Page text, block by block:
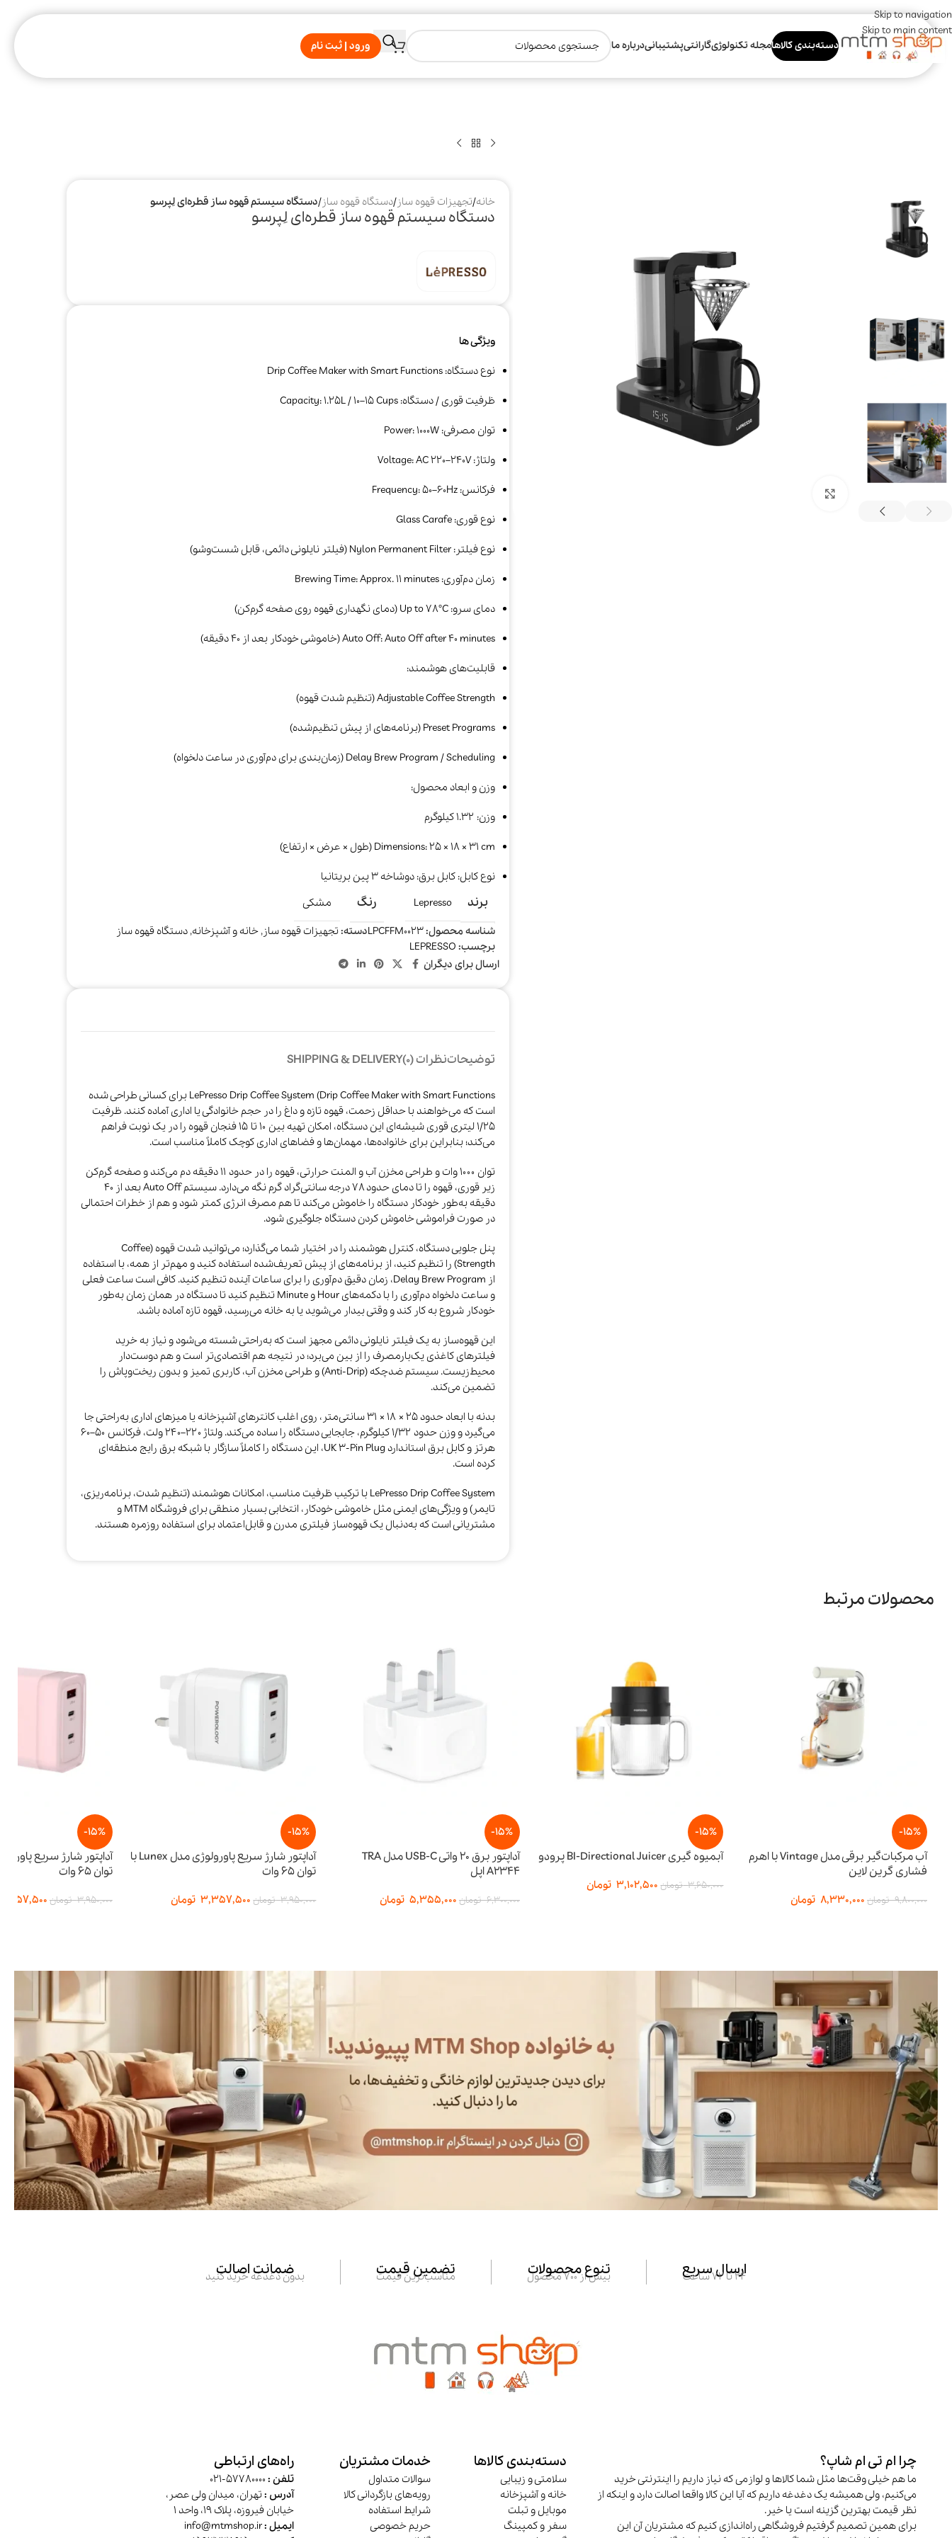
Skip to navigation
Skip to main content
دسته‌بندی کالاها
خوشبو کننده هوا
مجله تکنولوژیگارانتیپشتیبانیدرباره ما ورود | ثبت نام
خانه/تجهیزات قهوه ساز/دستگاه قهوه ساز/دستگاه سیستم قهوه ساز قطره‌ای لِپرسو
دستگاه سیستم قهوه ساز قطره‌ای لِپرسو
ویژگی ها
نوع دستگاه: Drip Coffee Maker with Smart Functions​
ظرفیت قوری / دستگاه: Capacity: 1.25L / 10–15 Cups​
توان مصرفی: Power: 1000W​
ولتاژ: Voltage: AC 220–240V​
فرکانس: Frequency: 50–60Hz​
نوع قوری: Glass Carafe​
نوع فیلتر: Nylon Permanent Filter (فیلتر نایلونی دائمی، قابل شست‌وشو)​
زمان دم‌آوری: Brewing Time: Approx. 11 minutes​
دمای سرو: Up to 78°C (دمای نگهداری قهوه روی صفحه گرم‌کن)​
Auto Off: Auto Off after 40 minutes (خاموشی خودکار بعد از ۴۰ دقیقه)​
قابلیت‌های هوشمند:
Adjustable Coffee Strength (تنظیم شدت قهوه)​
Preset Programs (برنامه‌های از پیش تنظیم‌شده)​
Delay Brew Program / Scheduling (زمان‌بندی برای دم‌آوری در ساعت دلخواه)​
وزن و ابعاد محصول:
وزن: ۱.۳۲ کیلوگرم​
Dimensions: 25 × 18 × 31 cm (طول × عرض × ارتفاع)​
نوع کابل: کابل برق: دوشاخه 3 پین بریتانیا
برند Lepresso رنگ
مشکی
شناسه محصول:LPCFFM0023دسته:تجهیزات قهوه ساز, خانه و آشپزخانه, دستگاه قهوه ساز
برچسب: LEPRESSO
ارسال برای دیگران
توضیحاتنظرات (0) SHIPPING & DELIVERY
LePresso Drip Coffee System (Drip Coffee Maker with Smart Functions برای کسانی طراحی شده
است که می‌خواهند با حداقل زحمت، قهوه تازه و داغ را در حجم خانوادگی یا اداری آماده کنند. ظرفیت
۱٫۲۵ لیتری قوری شیشه‌ای این دستگاه، امکان تهیه بین ۱۰ تا ۱۵ فنجان قهوه را در یک نوبت فراهم
می‌کند؛ بنابراین برای خانواده‌ها، مهمان‌ها و فضاهای اداری کوچک کاملاً مناسب است.​
توان ۱۰۰۰ وات و طراحی مخزن آب و المنت حرارتی، قهوه را در حدود ۱۱ دقیقه دم می‌کند و صفحه گرم‌کن
زیر قوری، قهوه را تا دمای حدود ۷۸ درجه سانتی‌گراد گرم نگه می‌دارد. سیستم Auto Off بعد از ۴۰
دقیقه به‌طور خودکار دستگاه را خاموش می‌کند تا هم مصرف انرژی کمتر شود و هم از خطرات احتمالی
در صورت فراموشی خاموش کردن دستگاه جلوگیری شود.​
پنل جلویی دستگاه، کنترل هوشمند را در اختیار شما می‌گذارد؛ می‌توانید شدت قهوه (Coffee
Strength) را تنظیم کنید، از برنامه‌های از پیش تعریف‌شده استفاده کنید و مهم‌تر از همه، با استفاده
از Delay Brew Program، زمان دقیق دم‌آوری را برای ساعات آینده تنظیم کنید. کافی است ساعت فعلی
و ساعت دلخواه دم‌آوری را با دکمه‌های Hour و Minute تنظیم کنید تا دستگاه در همان زمان به‌طور
خودکار شروع به کار کند و وقتی بیدار می‌شوید یا به خانه می‌رسید، قهوه تازه آماده باشد.​
این قهوه‌ساز به یک فیلتر نایلونی دائمی مجهز است که به‌راحتی شسته می‌شود و نیاز به خرید
فیلترهای کاغذی یک‌بارمصرف را از بین می‌برد؛ در نتیجه هم اقتصادی‌تر است و هم دوست‌دار
محیط‌زیست. سیستم ضدچکه (Anti‑Drip) و طراحی مخزن آب، کاربری تمیز و بدون ریخت‌وپاش را
تضمین می‌کند.​
بدنه با ابعاد حدود ۲۵ × ۱۸ × ۳۱ سانتی‌متر، روی اغلب کانترهای آشپزخانه یا میزهای اداری به‌راحتی جا
می‌گیرد و وزن حدود ۱٫۳۲ کیلوگرم، جابجایی دستگاه را ساده می‌کند. ولتاژ ۲۲۰–۲۴۰ ولت، فرکانس ۵۰–۶۰
هرتز و کابل برق استاندارد UK 3‑Pin Plug، این دستگاه را کاملاً سازگار با شبکه برق رایج منطقه‌ای
کرده است.​
LePresso Drip Coffee System با ترکیب ظرفیت مناسب، امکانات هوشمند (تنظیم شدت، برنامه‌ریزی،
تایمر) و ویژگی‌های ایمنی مثل خاموشی خودکار، انتخابی بسیار منطقی برای فروشگاه MTM و
مشتریانی است که به‌دنبال یک قهوه‌ساز فیلتری مدرن و قابل‌اعتماد برای استفاده روزمره هستند.
محصولات مرتبط
آب مرکبات‌گیر برقی مدل Vintage با اهرم
تومان
آبمیوه گیری BI-Directional Juicer پرودو
3,102,500 تومان
آداپتور برق 20 واتی USB-C مدل TRA
5,355,000 تومان
آداپتور شارژ سریع پاورولوژی مدل Lunex با
3,950,000
3,357,500 تومان
آداپتور شارژ سریع پاورولوژی مدل Lunex با
3,950,000 تومان 3,357,500 تومان
ارسال سریع
24 تا 72 ساعت تنوع محصولات
بیش از 700 محصول تضمین قیمت
مناسب‌ترین قیمت ضمانت اصالت
بدون دغدغه خرید کنید
چرا ام تی ام شاپ؟
ما هم خیلی وقت‌ها مثل شما کالاها و لوازمی که نیاز داریم را اینترنتی خرید
می‌کنیم، ولی همیشه یک دغدغه داریم که آیا این کالا واقعا اصالت دارد و اینکه از
نظر قیمت بهترین گزینه است یا خیر.
برای همین تصمیم گرفتیم فروشگاهی راه‌اندازی کنیم که مشتریان آن این
دسته‌بندی کالاها
سلامتی و زیبایی
خانه و آشپزخانه
موبایل و تبلت
سفر و کمپینگ
خدمات مشتریان
سوالات متداول
رویه‌های بازگردانی کالا
شرایط استفاده
حریم خصوصی
راه‌های ارتباطی
تلفن :57780000-021
آدرس :تهران، میدان ولی عصر،
خیابان فیروزه، پلاک 19، واحد 1
ایمیل :info@mtmshop.ir